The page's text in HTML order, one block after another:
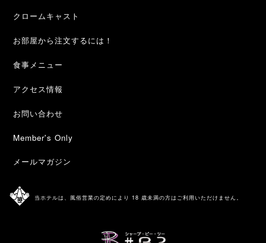
クロームキャスト
お部屋から注文するには！
食事メニュー
アクセス情報
お問い合わせ
Member's Only
メールマガジン
当ホテルは、風俗営業の定めにより 18 歳未満の方はご利用いただけません。